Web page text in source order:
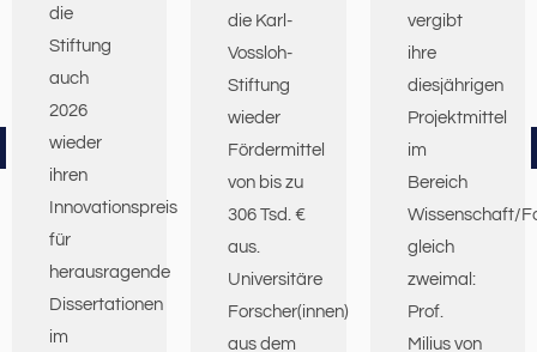
die
Stiftung
auch
2026
wieder
ihren
Innovationspreis
für
herausragende
Dissertationen
im
die Karl-
Vossloh-
Stiftung
wieder
Fördermittel
von bis zu
306 Tsd. €
aus.
Universitäre
Forscher(innen)
aus dem
vergibt
ihre
diesjährigen
Projektmittel
im
Bereich
Wissenschaft/
gleich
zweimal:
Prof.
Milius von